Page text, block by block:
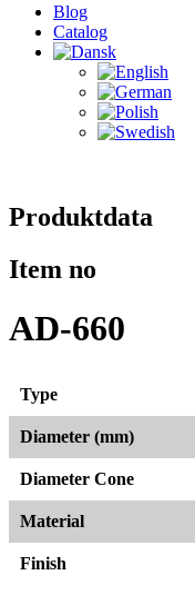
Blog
Catalog
Produktdata
Item no
AD-660
Type
Diameter (mm)
Diameter Cone
Material
Finish